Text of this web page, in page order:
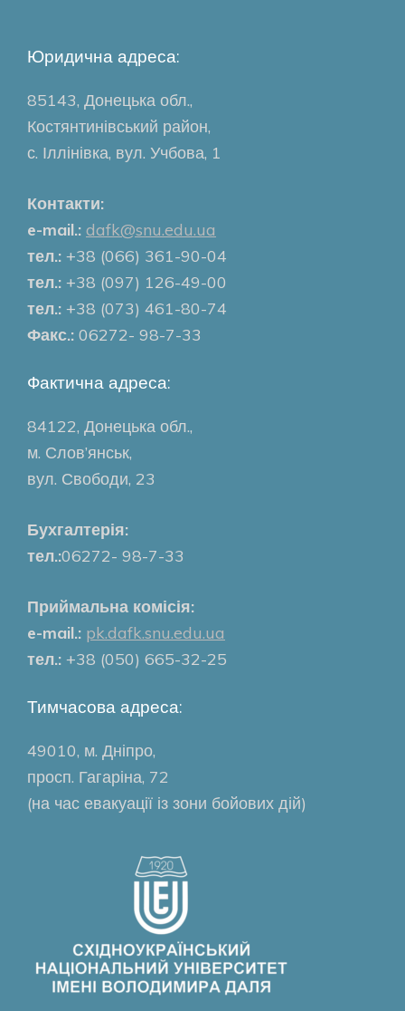
Юридична адреса:
85143, Донецька обл.,
Костянтинівський район,
с. Іллінівка, вул. Учбова, 1
Контакти:
e-mail.: dafk@snu.edu.ua
тел.: +38 (066) 361-90-04
тел.: +38 (097) 126-49-00
тел.: +38 (073) 461-80-74
Факс.: 06272- 98-7-33
Фактична адреса:
84122, Донецька обл.,
м. Слов’янськ,
вул. Свободи, 23
Бухгалтерія:
тел.:06272- 98-7-33
Приймальна комісія:
e-mail.: pk.dafk.snu.edu.ua
тел.: +38 (050) 665-32-25
Тимчасова адреса:
49010, м. Дніпро,
просп. Гагаріна, 72
(на час евакуації із зони бойових дій)